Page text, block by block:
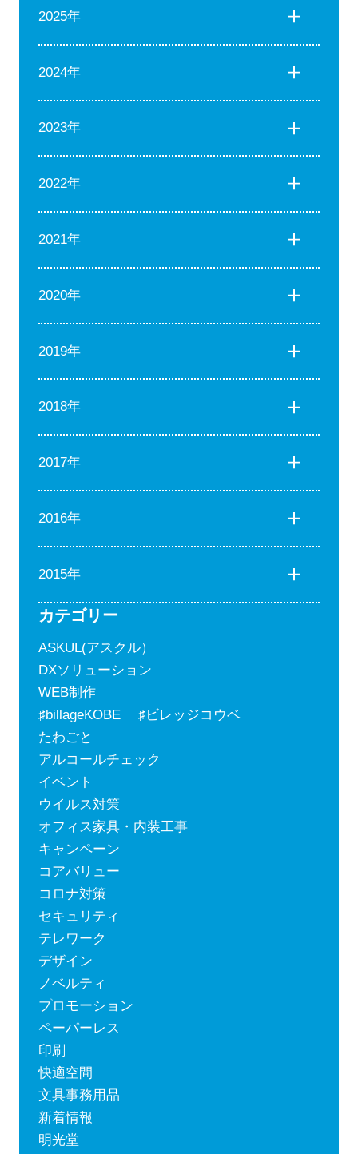
2025年
2024年
2023年
2022年
2021年
2020年
2019年
2018年
2017年
2016年
2015年
カテゴリー
ASKUL(アスクル）
DXソリューション
WEB制作
♯billageKOBE ♯ビレッジコウベ
たわごと
アルコールチェック
イベント
ウイルス対策
オフィス家具・内装工事
キャンペーン
コアバリュー
コロナ対策
セキュリティ
テレワーク
デザイン
ノベルティ
プロモーション
ペーパーレス
印刷
快適空間
文具事務用品
新着情報
明光堂